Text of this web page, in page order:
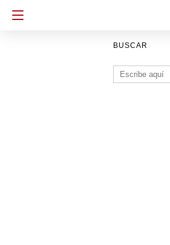
BUSCAR
Buscar: